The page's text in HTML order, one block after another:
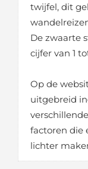
twijfel, dit
De zwaarte
cijfer van 1
Op de
uitgebreid
factoren die
lichter